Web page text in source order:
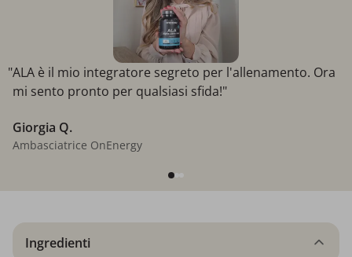
"ALA è il mio integratore segreto per l'allenamento. Ora
mi sento pronto per qualsiasi sfida!"
Giorgia Q.
Ambasciatrice OnEnergy
Ingredienti